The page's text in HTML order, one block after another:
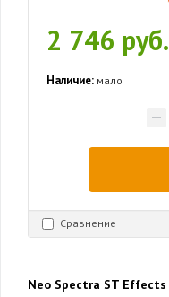
2 746 руб.
Наличие: мало
Сравнение
Neo Spectra ST Effects